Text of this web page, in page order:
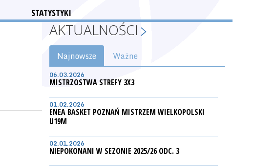
STATYSTYKI
AKTUALNOŚCI
Najnowsze Ważne
06.03.2026
MISTRZOSTWA STREFY 3X3
01.02.2026
ENEA BASKET POZNAŃ MISTRZEM WIELKOPOLSKI
U19M
02.01.2026
NIEPOKONANI W SEZONIE 2025/26 ODC. 3